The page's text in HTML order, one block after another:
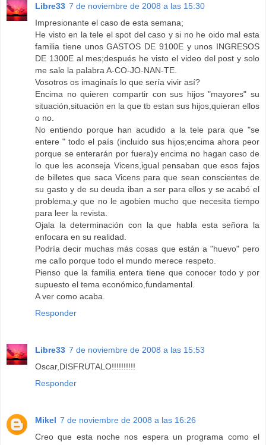
Libre33 7 de noviembre de 2008 a las 15:30
Impresionante el caso de esta semana;
He visto en la tele el spot del caso y si no he oido mal esta
familia tiene unos GASTOS DE 9100E y unos INGRESOS
DE 1300E al mes;después he visto el video del post y solo
me sale la palabra A-CO-JO-NAN-TE.
Vosotros os imaginaís lo que sería vivir así?
Encima no quieren compartir con sus hijos "mayores" su
situación,situación en la que tb estan sus hijos,quieran ellos
o no.
No entiendo porque han acudido a la tele para que "se
entere " todo el país (incluido sus hijos;encima ahora peor
porque se enterarán por fuera)y encima no hagan caso de
lo que les aconseja Vicens,igual pensaban que esos fajos
de billetes que saca Vicens para que sean conscientes de
su gasto y de su deuda iban a ser para ellos y se acabó el
problema,y que no le agobien mucho que necesita tiempo
para leer la revista.
Ojala la determinación con la que habla esta señora la
enfocara en su realidad.
Podría decir muchas más cosas que están a "huevo" pero
me callo porque todo el mundo merece respeto.
Pienso que la familia entera tiene que conocer todo y por
supuesto el tema económico,fundamental.
A ver como acaba.
Responder
Libre33 7 de noviembre de 2008 a las 15:53
Oscar,DISFRUTALO!!!!!!!!!!
Responder
Mikel 7 de noviembre de 2008 a las 16:26
Creo que esta noche nos espera un programa como el